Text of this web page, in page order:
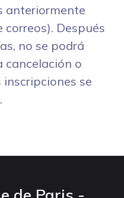
anteriormente
correos). Después
no se podrá
cancelación o
se